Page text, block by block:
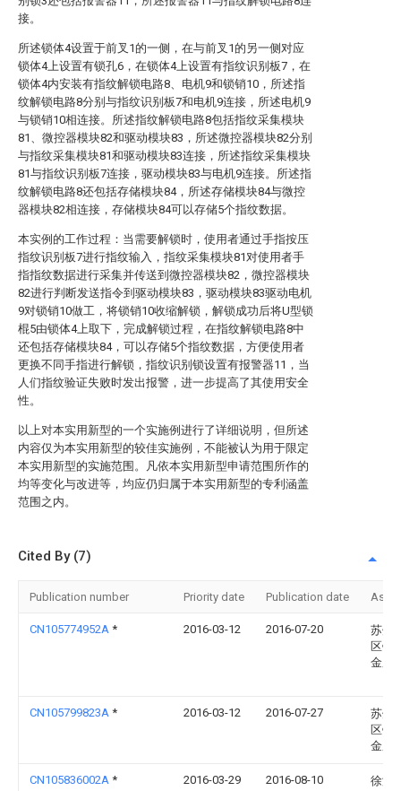
接。
所述锁体4设置于前叉1的一侧，在与前叉1的另一侧对应
锁体4上设置有锁孔6，在锁体4上设置有指纹识别板7，在
锁体4内安装有指纹解锁电路8、电机9和锁销10，所述指
纹解锁电路8分别与指纹识别板7和电机9连接，所述电机9
与锁销10相连接。所述指纹解锁电路8包括指纹采集模块
81、微控器模块82和驱动模块83，所述微控器模块82分别
与指纹采集模块81和驱动模块83连接，所述指纹采集模块
81与指纹识别板7连接，驱动模块83与电机9连接。所述指
纹解锁电路8还包括存储模块84，所述存储模块84与微控
器模块82相连接，存储模块84可以存储5个指纹数据。
本实例的工作过程：当需要解锁时，使用者通过手指按压
指纹识别板7进行指纹输入，指纹采集模块81对使用者手
指指纹数据进行采集并传送到微控器模块82，微控器模块
82进行判断发送指令到驱动模块83，驱动模块83驱动电机
9对锁销10做工，将锁销10收缩解锁，解锁成功后将U型锁
棍5由锁体4上取下，完成解锁过程，在指纹解锁电路8中
还包括存储模块84，可以存储5个指纹数据，方便使用者
更换不同手指进行解锁，指纹识别锁设置有报警器11，当
人们指纹验证失败时发出报警，进一步提高了其使用安全
性。
以上对本实用新型的一个实施例进行了详细说明，但所述
内容仅为本实用新型的较佳实施例，不能被认为用于限定
本实用新型的实施范围。凡依本实用新型申请范围所作的
均等变化与改进等，均应仍归属于本实用新型的专利涵盖
范围之内。
Cited By (7)
Publication number Priority date Publication date
CN105774952A * 2016-03-12 2016-07-20
苏州
区镇
金厂
CN105799823A * 2016-03-12 2016-07-27
苏州
区镇
金厂
CN105836002A * 2016-03-29 2016-08-10 徐海